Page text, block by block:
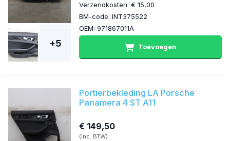
+5
Verzendkosten: € 15,00
BM-code: INT375522
OEM: 971867011A
Toevoegen
Portierbekleding LA Porsche
Panamera 4 ST A11
€ 149,50
(inc. BTW)